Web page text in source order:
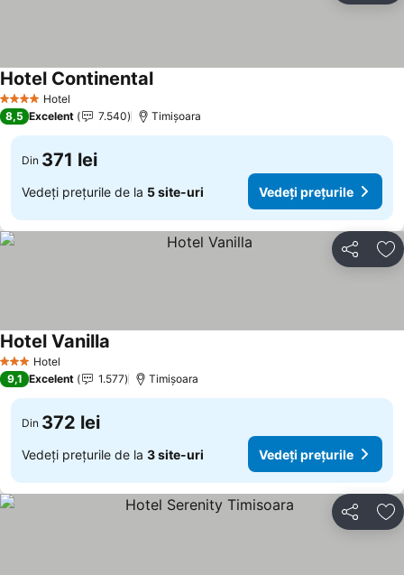
4 Stele Hotel
Hotel Continental
8,5 Excelent 7.540 Timișoara
Din 371 lei
Vedeți prețurile de la 5 site-uri Vedeți prețurile
Distribuiți
3 SteleHotel
Hotel Vanilla
9,1 Excelent 1.577 Timișoara
Din 372 lei
Vedeți prețurile de la 3 site-uri Vedeți prețurile
Distribuiți